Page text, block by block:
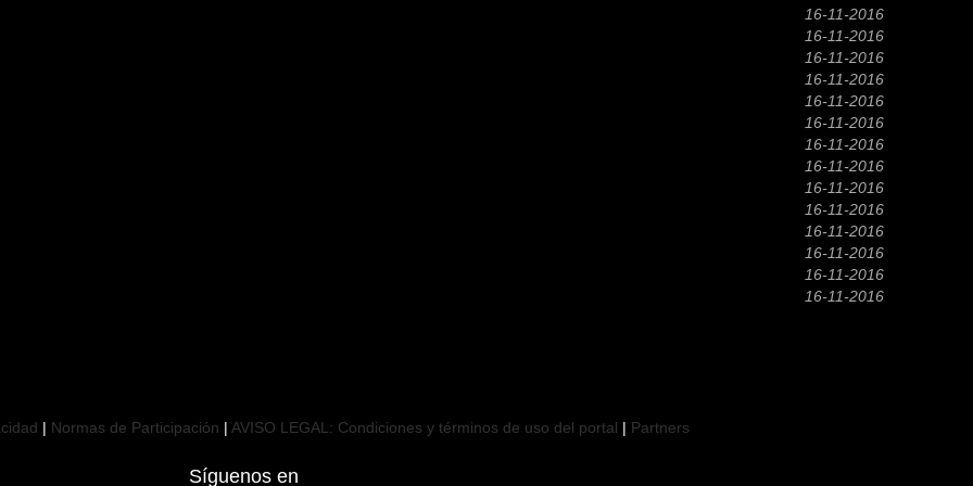
16-11-2016
16-11-2016
16-11-2016
16-11-2016
16-11-2016
16-11-2016
16-11-2016
16-11-2016
16-11-2016
16-11-2016
16-11-2016
16-11-2016
16-11-2016
16-11-2016
| Normas de Participación | AVISO LEGAL: Condiciones y términos de uso del portal | Partners
Síguenos en